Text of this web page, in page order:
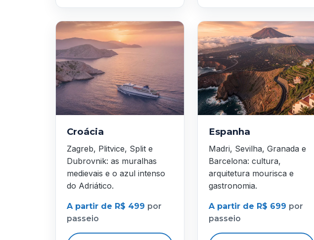
Croácia
Zagreb, Plitvice, Split e
Dubrovnik: as muralhas
medievais e o azul intenso
do Adriático.
A partir de R$ 499 por
passeio
Espanha
Madri, Sevilha, Granada e
Barcelona: cultura,
arquitetura mourisca e
gastronomia.
A partir de R$ 699 por
passeio